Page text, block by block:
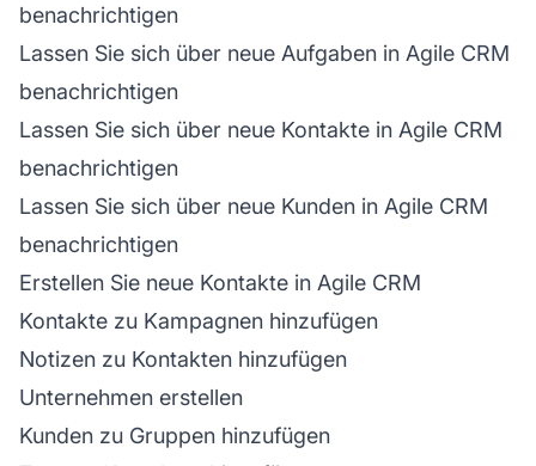
benachrichtigen
Lassen Sie sich über neue Aufgaben in Agile CRM
benachrichtigen
Lassen Sie sich über neue Kontakte in Agile CRM
benachrichtigen
Lassen Sie sich über neue Kunden in Agile CRM
benachrichtigen
Erstellen Sie neue Kontakte in Agile CRM
Kontakte zu Kampagnen hinzufügen
Notizen zu Kontakten hinzufügen
Unternehmen erstellen
Kunden zu Gruppen hinzufügen